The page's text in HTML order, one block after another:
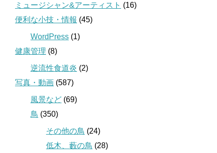
ミュージシャン&アーティスト (16)
便利な小技・情報 (45)
WordPress (1)
健康管理 (8)
逆流性食道炎 (2)
写真・動画 (587)
風景など (69)
鳥 (350)
その他の鳥 (24)
低木、藪の鳥 (28)